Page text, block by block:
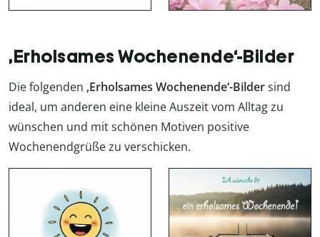
‚Erholsames Wochenende‘-Bilder
Die folgenden ‚Erholsames Wochenende‘-Bildersind
ideal, um anderen eine kleine Auszeit vom Alltag zu
wünschen und mit schönen Motiven positive
Wochenendgrüße zu verschicken.